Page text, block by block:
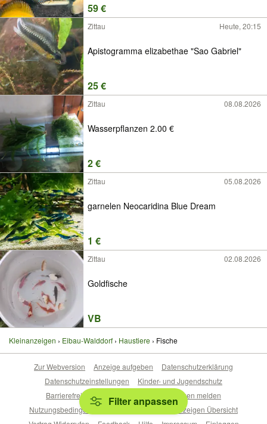
59 €
Zittau Heute, 20:15
Apistogramma elizabethae "Sao Gabriel"
25 €
Zittau 08.08.2026
Wasserpflanzen 2.00 €
2 €
Zittau 05.08.2026
garnelen Neocaridina Blue Dream
1 €
Zittau 02.08.2026
Goldfische
VB
Kleinanzeigen Eibau-Walddorf Haustiere Fische
Filter anpassen
Zur Webversion Anzeige aufgeben
Datenschutzerklärung
Datenschutzeinstellungen
Kinder- und Jugendschutz
Barrierefreiheitserklärung
Sicherheitslücken melden
Nutzungsbedingungen
Beliebte Suchen
Anzeigen Übersicht